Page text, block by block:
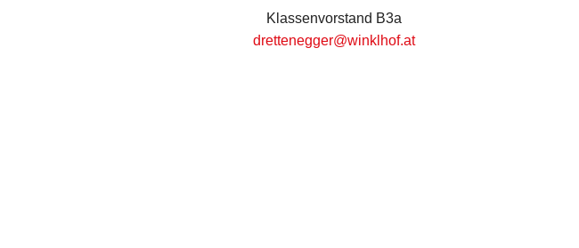
Klassenvorstand B3a
drettenegger@winklhof.at